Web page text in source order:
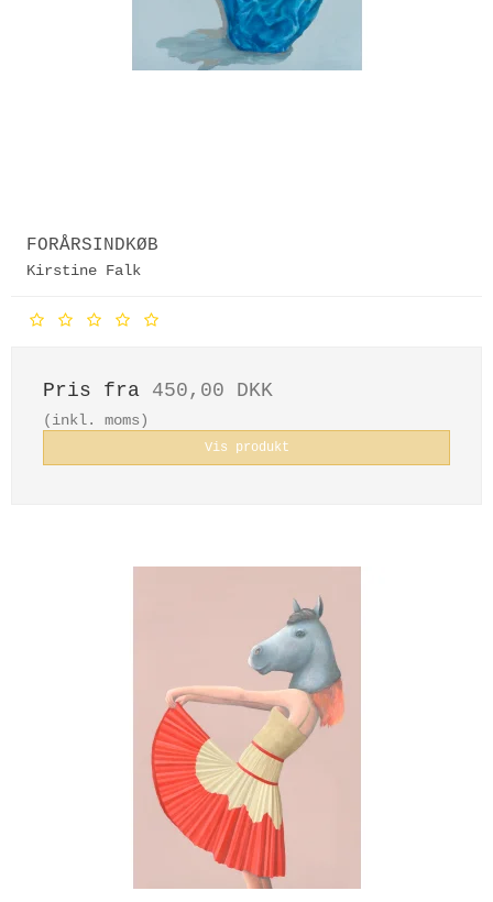
FORÅRSINDKØB
Kirstine Falk
Pris fra 450,00 DKK
(inkl. moms)
Vis produkt